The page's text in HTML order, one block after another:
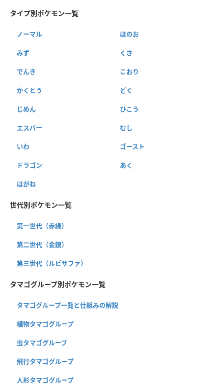
タイプ別ポケモン一覧
ノーマル ほのお
みず くさ
でんき こおり
かくとう どく
じめん ひこう
エスパー むし
いわ ゴースト
ドラゴン あく
はがね
世代別ポケモン一覧
第一世代（赤緑）
第二世代（金銀）
第三世代（ルビサファ）
タマゴグループ別ポケモン一覧
タマゴグループ一覧と仕組みの解説
植物タマゴグループ
虫タマゴグループ
飛行タマゴグループ
人形タマゴグループ